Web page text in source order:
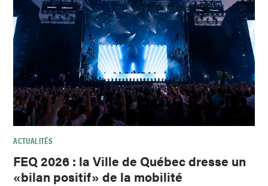
ACTUALITÉS
FEQ 2026 : la Ville de Québec dresse un
«bilan positif» de la mobilité